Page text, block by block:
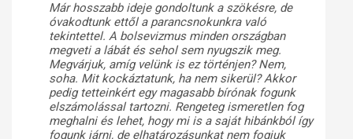
Már hosszabb ideje gondoltunk a szökésre, de
óvakodtunk ettől a parancsnokunkra való
tekintettel. A bolsevizmus minden országban
megveti a lábát és sehol sem nyugszik meg.
Megvárjuk, amíg velünk is ez történjen? Nem,
soha. Mit kockáztatunk, ha nem sikerül? Akkor
pedig tetteinkért egy magasabb bírónak fogunk
elszámolással tartozni. Rengeteg ismeretlen fog
meghalni és lehet, hogy mi is a saját hibánkból így
fogunk járni, de elhatározásunkat nem fogjuk